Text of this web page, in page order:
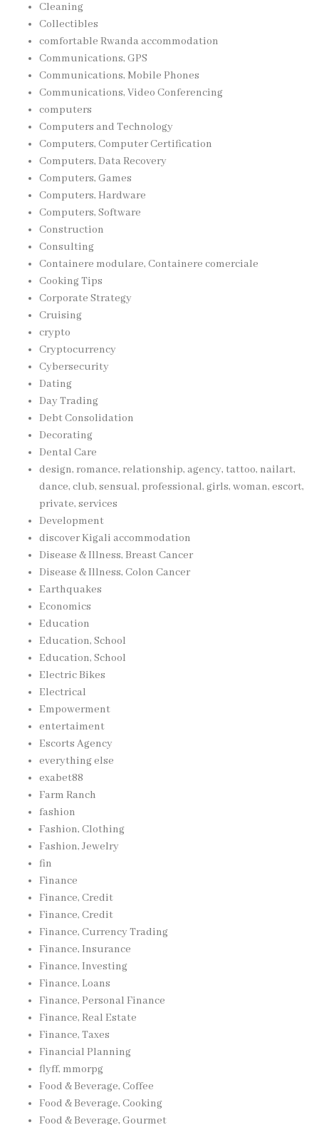
Cleaning
Collectibles
comfortable Rwanda accommodation
Communications, GPS
Communications, Mobile Phones
Communications, Video Conferencing
computers
Computers and Technology
Computers, Computer Certification
Computers, Data Recovery
Computers, Games
Computers, Hardware
Computers, Software
Construction
Consulting
Containere modulare, Containere comerciale
Cooking Tips
Corporate Strategy
Cruising
crypto
Cryptocurrency
Cybersecurity
Dating
Day Trading
Debt Consolidation
Decorating
Dental Care
design, romance, relationship, agency, tattoo, nailart,
dance, club, sensual, professional, girls, woman, escort,
private, services
Development
discover Kigali accommodation
Disease & Illness, Breast Cancer
Disease & Illness, Colon Cancer
Earthquakes
Economics
Education
Education, School
Education, School
Electric Bikes
Electrical
Empowerment
entertaiment
Escorts Agency
everything else
exabet88
Farm Ranch
fashion
Fashion, Clothing
Fashion, Jewelry
fin
Finance
Finance, Credit
Finance, Credit
Finance, Currency Trading
Finance, Insurance
Finance, Investing
Finance, Loans
Finance, Personal Finance
Finance, Real Estate
Finance, Taxes
Financial Planning
flyff, mmorpg
Food & Beverage, Coffee
Food & Beverage, Cooking
Food & Beverage, Gourmet